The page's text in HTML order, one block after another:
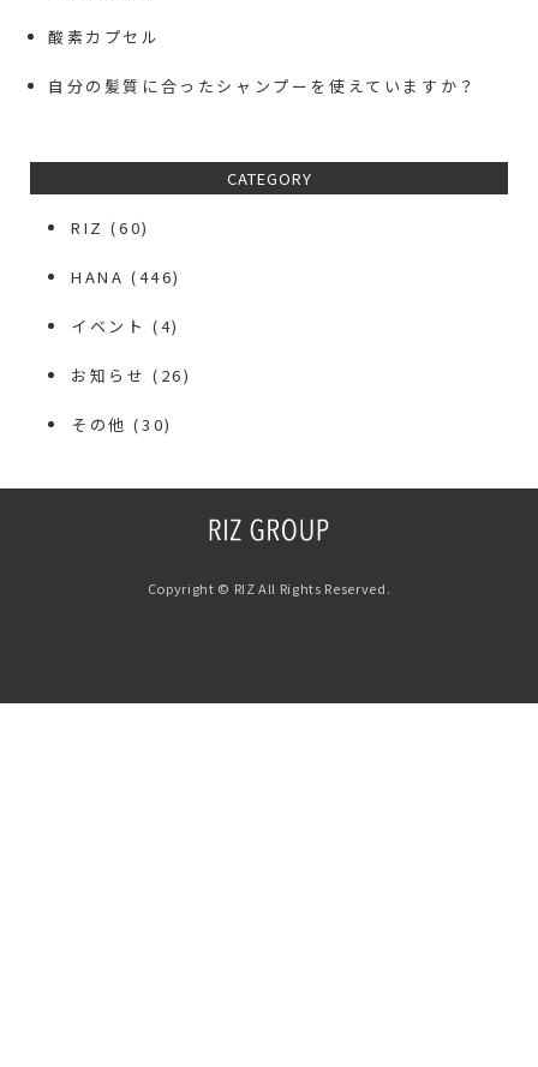
酸素カプセル
自分の髪質に合ったシャンプーを使えていますか？
CATEGORY
RIZ (60)
HANA (446)
イベント (4)
お知らせ (26)
その他 (30)
Copyright © RIZ All Rights Reserved.